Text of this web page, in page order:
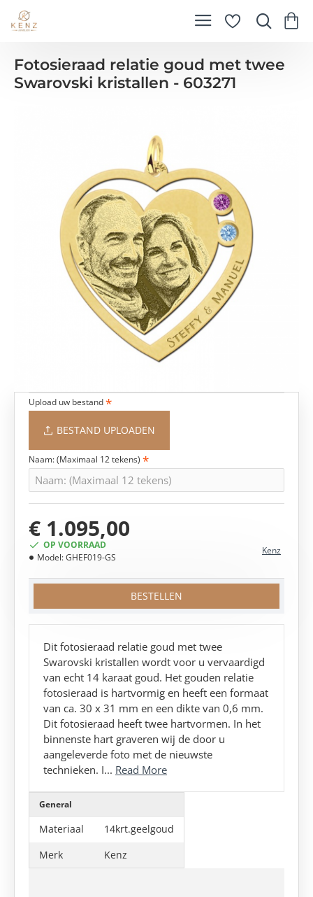
Fotosieraad relatie goud met twee
Swarovski kristallen - 603271
OP VOORRAAD
Model:GHEF019-GS
Kenz
€ 1.095,00
Upload uw bestand
BESTAND UPLOADEN
Naam: (Maximaal 12 tekens)
BESTELLEN
Dit fotosieraad relatie goud met twee
Swarovski kristallen wordt voor u vervaardigd
van echt 14 karaat goud. Het gouden relatie
fotosieraad is hartvormig en heeft een formaat
van ca. 30 x 31 mm en een dikte van 0,6 mm.
Dit fotosieraad heeft twee hartvormen. In het
binnenste hart graveren wij de door u
aangeleverde foto met de nieuwste
technieken. I... Read More
General
Materiaal
14krt.geelgoud
Merk
Kenz